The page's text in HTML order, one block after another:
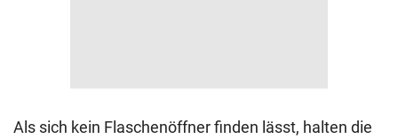
Als sich kein Flaschenöffner finden lässt, halten die